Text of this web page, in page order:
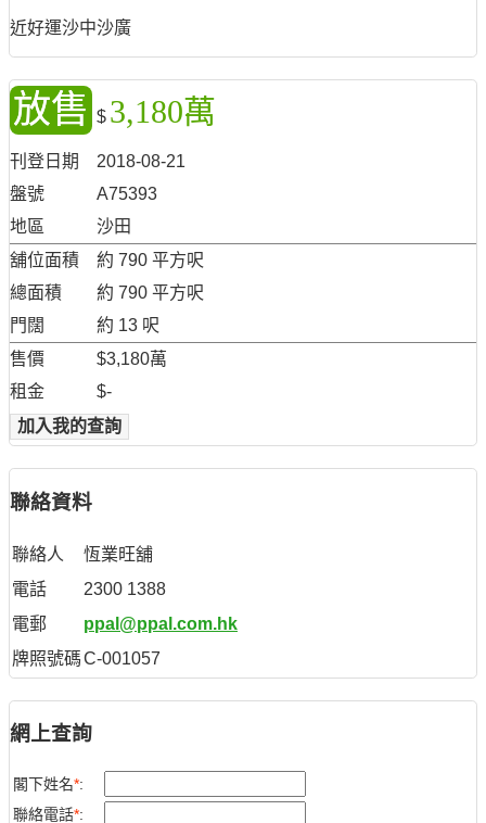
近好運沙中沙廣
放售 $ 3,180萬
刊登日期
2018-08-21
盤號
A75393
地區
沙田
舖位面積
約 790 平方呎
總面積
約 790 平方呎
門闊
約 13 呎
售價
$3,180萬
租金
$-
加入我的查詢
聯絡資料
聯絡人
恆業旺舖
電話
2300 1388
電郵
ppal@ppal.com.hk
牌照號碼C-001057
網上查詢
閣下姓名*:
聯絡電話*: